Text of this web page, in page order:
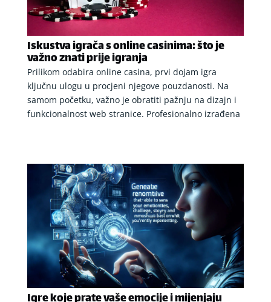
Iskustva igrača s online casinima: što je
važno znati prije igranja
Prilikom odabira online casina, prvi dojam igra
ključnu ulogu u procjeni njegove pouzdanosti. Na
samom početku, važno je obratiti pažnju na dizajn i
funkcionalnost web stranice. Profesionalno izrađena